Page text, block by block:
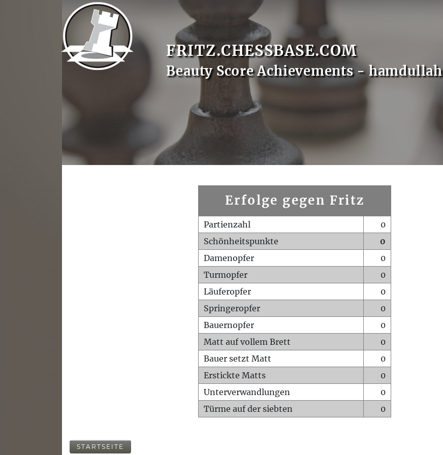
FRITZ.CHESSBASE.COM
Beauty Score Achievements - hamdullah
Erfolge gegen Fritz
Partienzahl
0
Schönheitspunkte
0
Damenopfer
0
Turmopfer
0
Läuferopfer
0
Springeropfer
0
Bauernopfer
0
Matt auf vollem Brett
0
Bauer setzt Matt
0
Erstickte Matts
0
Unterverwandlungen
0
Türme auf der siebten
0
STARTSEITE